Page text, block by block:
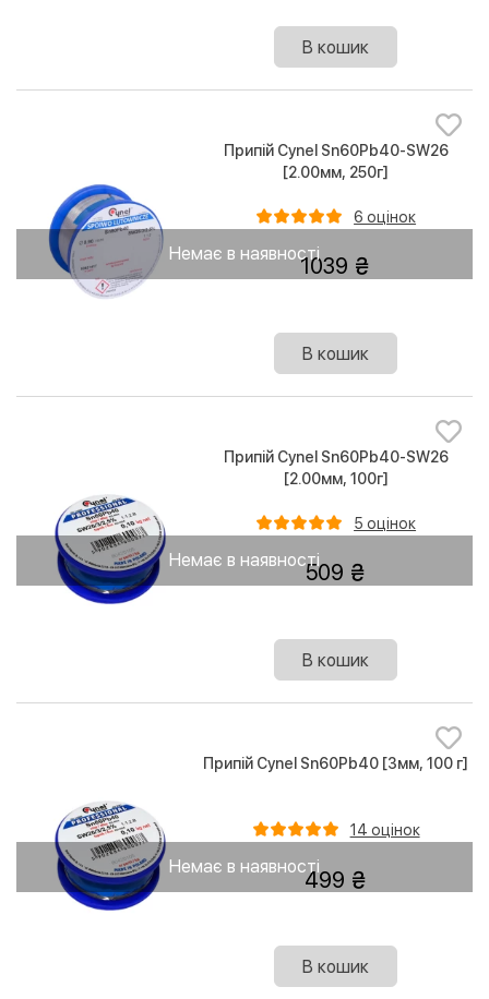
В кошик
Немає в наявності
Припій Cynel Sn60Pb40-SW26
[2.00мм, 250г]
6 оцінок
1039
В кошик
Немає в наявності
Припій Cynel Sn60Pb40-SW26
[2.00мм, 100г]
5 оцінок
509
В кошик
Немає в наявності
Припій Cynel Sn60Pb40 [3мм, 100 г]
14 оцінок
499
В кошик